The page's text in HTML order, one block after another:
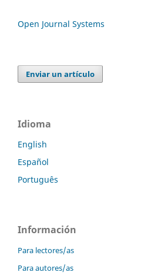
Open Journal Systems
Enviar un artículo
Idioma
English
Español
Português
Información
Para lectores/as
Para autores/as